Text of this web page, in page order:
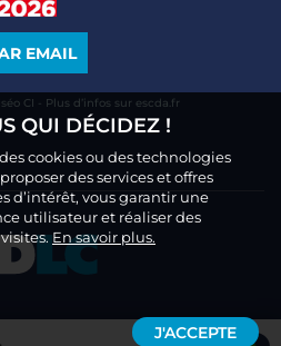
EMAIL
CI - Plus d’infos sur escda.fr
QUI DÉCIDEZ !
cookies ou des technologies
des services et offres
d’intérêt, vous garantir une
utilisateur et réaliser des
En savoir plus.
J'ACCEPTE